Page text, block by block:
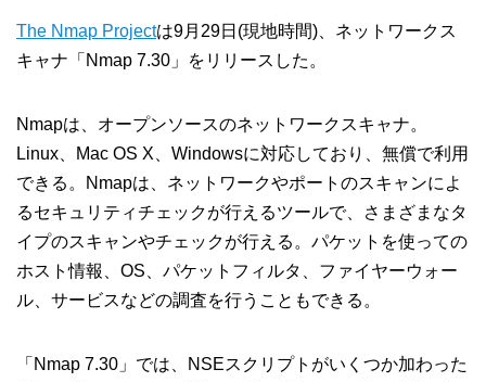
The Nmap Projectは9月29日(現地時間)、ネットワークス
キャナ「Nmap 7.30」をリリースした。
Nmapは、オープンソースのネットワークスキャナ。
Linux、Mac OS X、Windowsに対応しており、無償で利用
できる。Nmapは、ネットワークやポートのスキャンによ
るセキュリティチェックが行えるツールで、さまざまなタ
イプのスキャンやチェックが行える。パケットを使っての
ホスト情報、OS、パケットフィルタ、ファイヤーウォー
ル、サービスなどの調査を行うこともできる。
「Nmap 7.30」では、NSEスクリプトがいくつか加わった